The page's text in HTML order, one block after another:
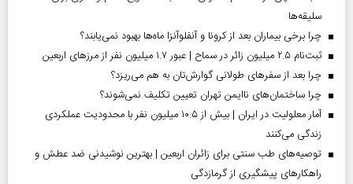
سلیقه‌ها
چرا برخی بیماران بعد از کرونا و آنفلوآنزا ماه‌ها بهبود نمی‌یابند؟
ثبت‌نام ۲.۵ میلیون زائر در سماح | عبور ۱.۷ میلیون نفر از مرز‌های اربعین
چرا بعد از سفرهای طولانی گوارش‌تان به هم می‌ریزد؟
چرا ساختمان‌های ناایمن تهران تعیین تکلیف نمی‌شوند؟
آمار معلولیت در ایران | بیش از ۱۰.۵ میلیون نفر با محدودیت عملکردی
زندگی می‌کنند
توصیه‌های طب سنتی برای زائران اربعین | بهترین نوشیدنی ضد عطش و
راهکارهای پیشگیری از گرمازدگی